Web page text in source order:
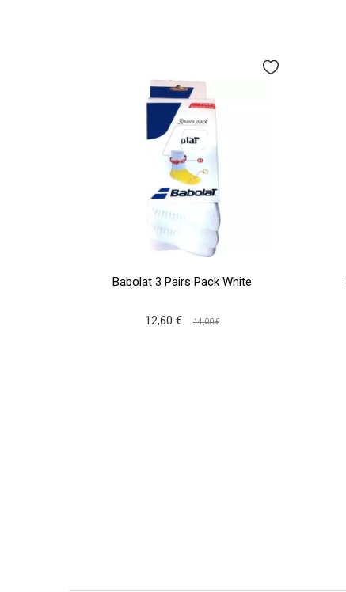
Babolat 3 Pairs Pack White
12,60 € 14,00 €